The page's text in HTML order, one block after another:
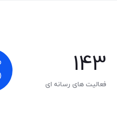
215
فعالیت های رسانه ای